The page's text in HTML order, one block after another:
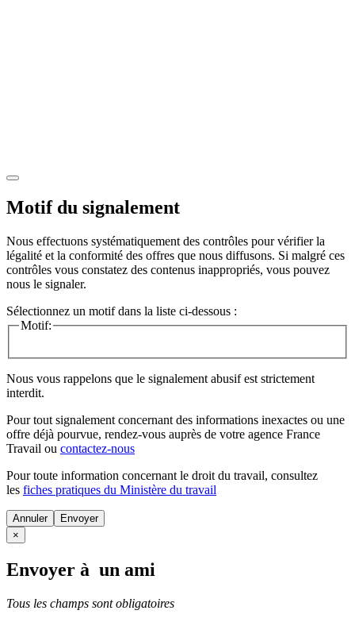
Motif du signalement
Nous effectuons systématiquement des contrôles pour vérifier la
légalité et la conformité des offres que nous diffusons. Si malgré ces
contrôles vous constatez des contenus inappropriés, vous pouvez
nous le signaler.
Sélectionnez un motif dans la liste ci-dessous :
Motif:
Nous vous rappelons que le signalement abusif est strictement
interdit.
Pour tout signalement concernant des informations inexactes ou une
offre déjà pourvue, rendez-vous auprès de votre agence France
Travail ou contactez-nous
Pour toute information concernant le droit du travail, consultez
les fiches pratiques du Ministère du travail
Annuler
×
Envoyer à un ami
Tous les champs sont obligatoires